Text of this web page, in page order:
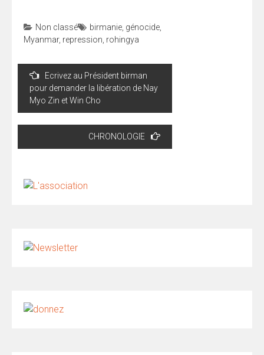
Non classé birmanie génocide
Myanmar, repression rohingya
Navigation
l’article
Ecrivez au Président birman
pour demander la libération de Nay
Myo Zin et Win Cho
CHRONOLOGIE